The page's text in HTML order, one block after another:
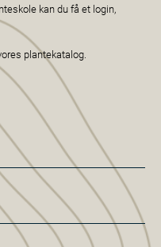
kan du få et login,
plantekatalog.